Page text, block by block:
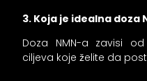
3. Koja je idealna doza
Doza NMN-a zavisi
ciljeva koje želite da